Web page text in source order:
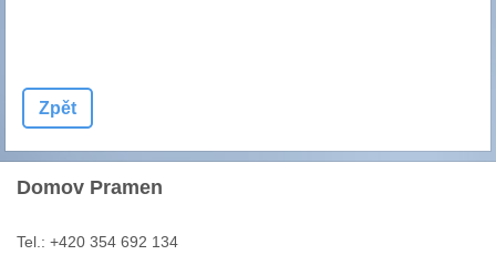
Zpět
Domov Pramen
Tel.: +420 354 692 134